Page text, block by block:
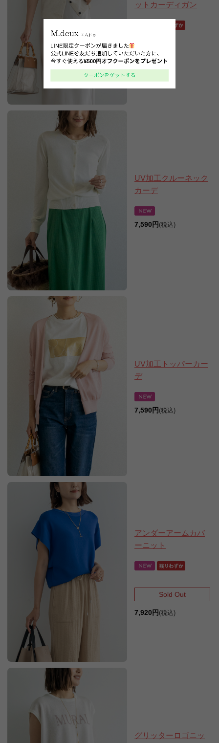
ットカーディガン
UV加工クルーネック
カーデ
7,590円 (税込)
UV加工トッパーカー
デ
7,590円 (税込)
アンダーアームカバ
ーニット
Sold Out
7,920円 (税込)
グリッターロゴニッ